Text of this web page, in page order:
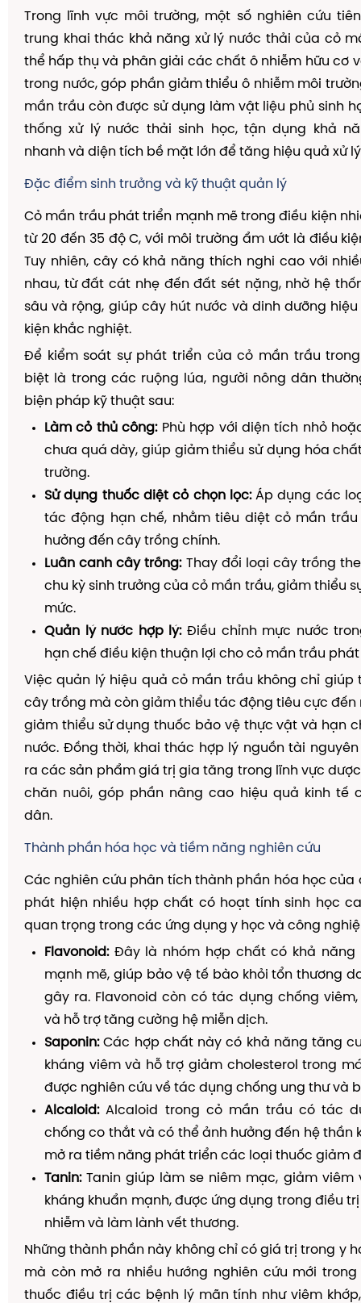
Trong lĩnh vực môi trường, một số nghiên cứu
trung khai thác khả năng xử lý nước thải của cỏ
thể hấp thụ và phân giải các chất ô nhiễm hữu cơ
trong nước, góp phần giảm thiểu ô nhiễm môi
mần trầu còn được sử dụng làm vật liệu phủ sinh
thống xử lý nước thải sinh học, tận dụng khả
nhanh và diện tích bề mặt lớn để tăng hiệu quả xử
Đặc điểm sinh trưởng và kỹ thuật quản lý
Cỏ mần trầu phát triển mạnh mẽ trong điều kiện
từ 20 đến 35 độ C, với môi trường ẩm ướt là điều
Tuy nhiên, cây có khả năng thích nghi cao với
nhau, từ đất cát nhẹ đến đất sét nặng, nhờ hệ
sâu và rộng, giúp cây hút nước và dinh dưỡng
kiện khắc nghiệt.
Để kiểm soát sự phát triển của cỏ mần trầu
biệt là trong các ruộng lúa, người nông dân
biện pháp kỹ thuật sau:
Làm cỏ thủ công:Phù hợp với diện tích nhỏ
chưa quá dày, giúp giảm thiểu sử dụng hóa
trường.
Sử dụng thuốc diệt cỏ chọn lọc:Áp dụng các
tác động hạn chế, nhằm tiêu diệt cỏ mần trầu
hưởng đến cây trồng chính.
Luân canh cây trồng:Thay đổi loại cây trồng
chu kỳ sinh trưởng của cỏ mần trầu, giảm thiểu
mức.
Quản lý nước hợp lý:Điều chỉnh mực nước
hạn chế điều kiện thuận lợi cho cỏ mần trầu phát
Việc quản lý hiệu quả cỏ mần trầu không chỉ giúp
cây trồng mà còn giảm thiểu tác động tiêu cực đến
giảm thiểu sử dụng thuốc bảo vệ thực vật và hạn
nước. Đồng thời, khai thác hợp lý nguồn tài
ra các sản phẩm giá trị gia tăng trong lĩnh vực
chăn nuôi, góp phần nâng cao hiệu quả kinh tế
dân.
Thành phần hóa học và tiềm năng nghiên cứu
Các nghiên cứu phân tích thành phần hóa học của
phát hiện nhiều hợp chất có hoạt tính sinh học
quan trọng trong các ứng dụng y học và công
Flavonoid:Đây là nhóm hợp chất có khả năng
mạnh mẽ, giúp bảo vệ tế bào khỏi tổn thương
gây ra. Flavonoid còn có tác dụng chống
và hỗ trợ tăng cường hệ miễn dịch.
Saponin:Các hợp chất này có khả năng tăng
kháng viêm và hỗ trợ giảm cholesterol trong
được nghiên cứu về tác dụng chống ung thư và
Alcaloid:Alcaloid trong cỏ mần trầu có tác
chống co thắt và có thể ảnh hưởng đến hệ thần
mở ra tiềm năng phát triển các loại thuốc giảm
Tanin:Tanin giúp làm se niêm mạc, giảm viêm
kháng khuẩn mạnh, được ứng dụng trong điều
nhiễm và làm lành vết thương.
Những thành phần này không chỉ có giá trị trong y
mà còn mở ra nhiều hướng nghiên cứu mới
thuốc điều trị các bệnh lý mãn tính như viêm